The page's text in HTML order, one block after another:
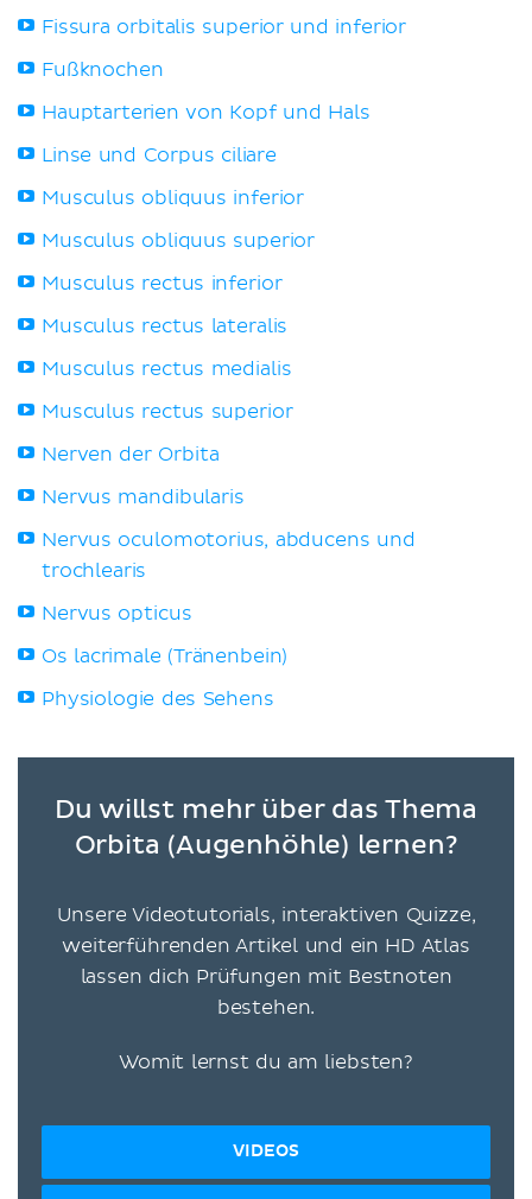
Fissura orbitalis superior und inferior
Fußknochen
Hauptarterien von Kopf und Hals
Linse und Corpus ciliare
Musculus obliquus inferior
Musculus obliquus superior
Musculus rectus inferior
Musculus rectus lateralis
Musculus rectus medialis
Musculus rectus superior
Nerven der Orbita
Nervus mandibularis
Nervus oculomotorius, abducens und
trochlearis
Nervus opticus
Os lacrimale (Tränenbein)
Physiologie des Sehens
Du willst mehr über das Thema
Orbita (Augenhöhle) lernen?
Unsere Videotutorials, interaktiven Quizze,
weiterführenden Artikel und ein HD Atlas
lassen dich Prüfungen mit Bestnoten
bestehen.
Womit lernst du am liebsten?
VIDEOS